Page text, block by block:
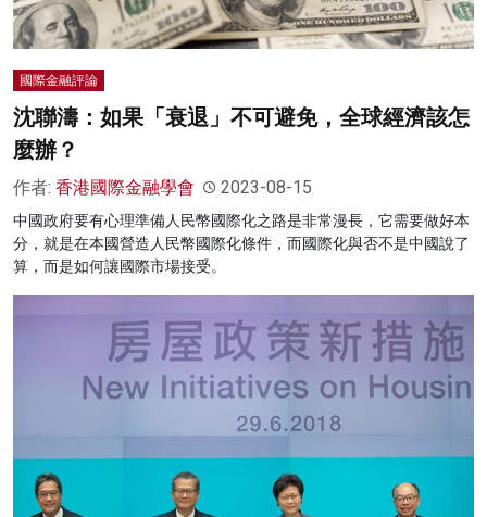
國際金融評論
沈聯濤：如果「衰退」不可避免，全球經濟該怎
麼辦？
作者: 香港國際金融學會 2023-08-15
中國政府要有心理準備人民幣國際化之路是非常漫長，它需要做好本
分，就是在本國營造人民幣國際化條件，而國際化與否不是中國說了
算，而是如何讓國際市場接受。